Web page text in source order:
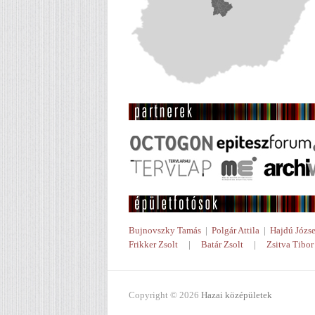
Bujnovszky Tamás | Polgár Attila | Hajdú
Frikker Zsolt | Batár Zsolt | Zsitva Tibor
Copyright © 2026 Hazai középületek